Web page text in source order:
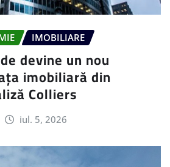
IMOBILIARE
devine un nou
imobiliară din
Colliers
iul. 5, 2026